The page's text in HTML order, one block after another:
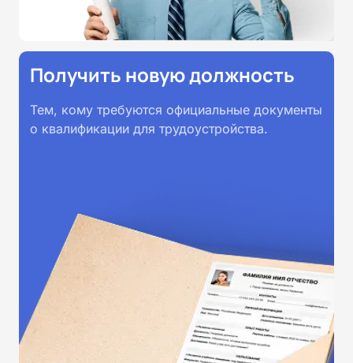
Получить новую должность
Тем, кому требуются официальные документы
о квалификации для трудоустройства.